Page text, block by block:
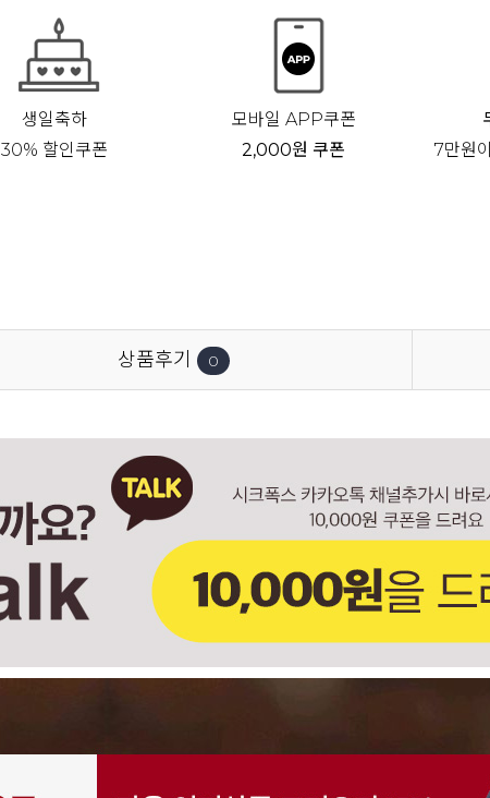
생일축하
30% 할인쿠폰
모바일 APP쿠폰
2,000원 쿠폰
7만원
상품후기 0